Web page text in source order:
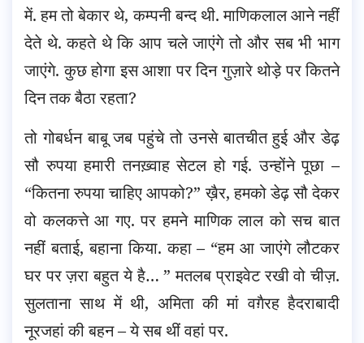
में. हम तो बेकार थे, कम्पनी बन्द थी. माणिकलाल आने नहीं
देते थे. कहते थे कि आप चले जाएंगे तो और सब भी भाग
जाएंगे. कुछ होगा इस आशा पर दिन गुज़ारे थोड़े पर कितने
दिन तक बैठा रहता?
तो गोबर्धन बाबू जब पहुंचे तो उनसे बातचीत हुई और डेढ़
सौ रुपया हमारी तनख़्वाह सेटल हो गई. उन्होंने पूछा –
“कितना रुपया चाहिए आपको?” ख़ैर, हमको डेढ़ सौ देकर
वो कलकत्ते आ गए. पर हमने माणिक लाल को सच बात
नहीं बताई, बहाना किया. कहा – “हम आ जाएंगे लौटकर
घर पर ज़रा बहुत ये है… ” मतलब प्राइवेट रखी वो चीज़.
सुलताना साथ में थी, अमिता की मां वग़ैरह हैदराबादी
नूरजहां की बहन – ये सब थीं वहां पर.